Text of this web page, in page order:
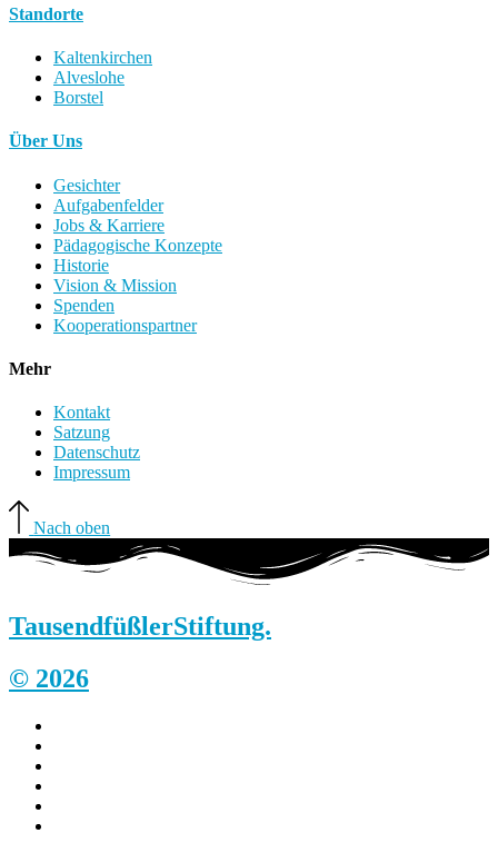
Standorte
Kaltenkirchen
Alveslohe
Borstel
Über Uns
Gesichter
Aufgabenfelder
Jobs & Karriere
Pädagogische Konzepte
Historie
Vision & Mission
Spenden
Kooperationspartner
Mehr
Kontakt
Satzung
Datenschutz
Impressum
Nach oben
TausendfüßlerStiftung.
© 2026